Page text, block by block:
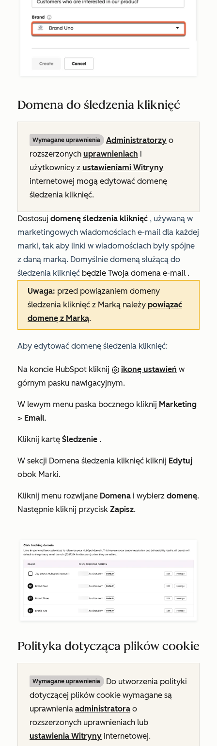
Domena do śledzenia kliknięć
Wymagane uprawnienia Administratorzy o
rozszerzonych uprawnieniach i
użytkownicy z ustawieniami Witryny
internetowej mogą edytować domenę
śledzenia kliknięć.
Dostosuj domenę śledzenia kliknięć , używaną w
marketingowych wiadomościach e-mail dla każdej
marki, tak aby linki w wiadomościach były spójne
z daną marką. Domyślnie domeną służącą do
śledzenia kliknięć będzie Twoja domena e-mail .
Uwaga: przed powiązaniem domeny
śledzenia kliknięć z Marką należy powiązać
domenę z Marką.
Aby edytować domenę śledzenia kliknięć:
Na koncie HubSpot kliknij ikonę ustawień w
górnym pasku nawigacyjnym.
W lewym menu paska bocznego kliknij Marketing
> Email.
Kliknij kartę Śledzenie .
W sekcji Domena śledzenia kliknięć kliknij Edytuj
obok Marki.
Kliknij menu rozwijane Domena i wybierz domenę.
Następnie kliknij przycisk Zapisz.
Polityka dotycząca plików cookie
Wymagane uprawnienia
Do utworzenia polityki
dotyczącej plików cookie wymagane są
uprawnienia administratora o
rozszerzonych uprawnieniach lub
ustawienia Witryny internetowej.